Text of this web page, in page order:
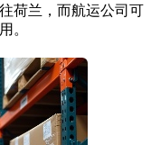
荷兰，而航运公司可
。